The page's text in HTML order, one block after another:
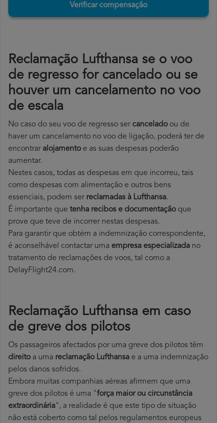
Verificar compensação
Reclamação Lufthansa se o voo
de regresso for cancelado ou se
houver um cancelamento no voo
de escala
No caso do seu voo de regresso ser canceladoou de
haver um cancelamento no voo de ligação, poderá ter de
encontrar alojamentoe as suas despesas poderão
aumentar.
Nestes casos, todas as despesas em que incorreu, tais
como despesas com alimentação e outros bens
essenciais, podem ser reclamadas à Lufthansa.
É importante que tenha recibos e documentaçãoque
prove que teve de incorrer nestas despesas.
Para garantir que obtém a indemnização correspondente,
é aconselhável contactar uma empresa especializada no
tratamento de reclamações de voos, tal como a
DelayFlight24.com.
Reclamação Lufthansa em caso
de greve dos pilotos
Os passageiros afectados por uma greve dos pilotos têm
direitoa uma reclamação Lufthansa e a uma indemnização
pelos danos sofridos.
Embora muitas companhias aéreas afirmem que uma
greve dos pilotos é uma "força maior ou circunstância
extraordinária", a realidade é que este tipo de situação
não está coberto como tal pelos regulamentos europeus